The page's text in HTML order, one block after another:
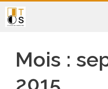
Aller
au
Mois :
2015